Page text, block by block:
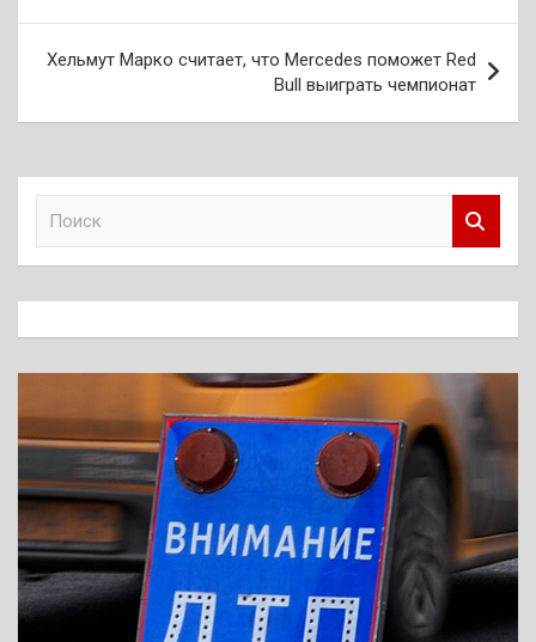
записям
Хельмут Марко считает, что Mercedes поможет Red
Bull выиграть чемпионат
к